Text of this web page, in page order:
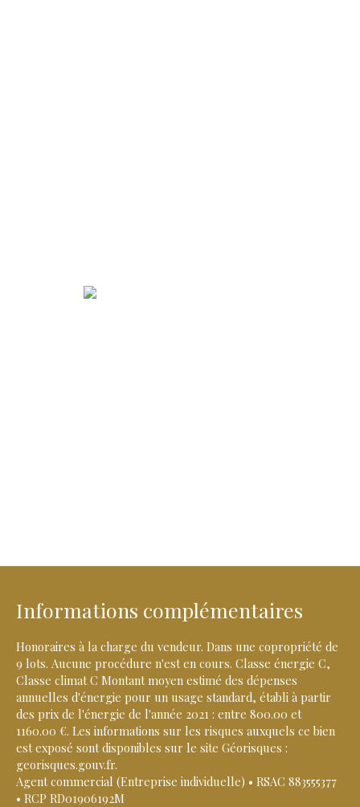
Informations complémentaires
Honoraires à la charge du vendeur. Dans une copropriété de
9 lots. Aucune procédure n'est en cours. Classe énergie C,
Classe climat C Montant moyen estimé des dépenses
annuelles d'énergie pour un usage standard, établi à partir
des prix de l'énergie de l'année 2021 : entre 800.00 et
1160.00 €. Les informations sur les risques auxquels ce bien
est exposé sont disponibles sur le site Géorisques :
georisques.gouv.fr.
Agent commercial (Entreprise individuelle) • RSAC 883555377
• RCP RD01906192M